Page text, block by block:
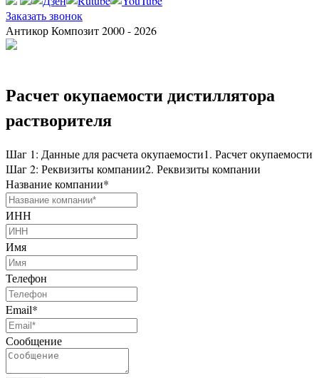
Заказать звонок
Антикор Композит 2000 - 2026
Расчет окупаемости дистиллятора
растворителя
Шаг 1: Данные для расчета окупаемости1. Расчет окупаемости
Шаг 2: Реквизиты компании2. Реквизиты компании
Название компании*
ИНН
Имя
Телефон
Email*
Сообщение